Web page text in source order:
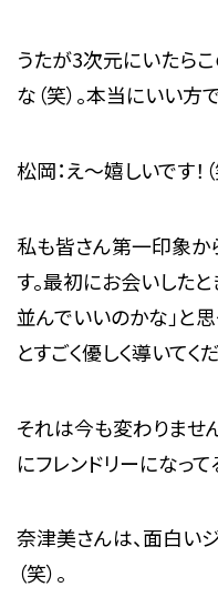
うたが3次元にいたら
な（笑）。本当にいい方
松岡：え～嬉しいです！
私も皆さん第一印象か
す。最初にお会いした
並んでいいのかな」と
とすごく優しく導いてく
それは今も変わりませ
にフレンドリーになっ
奈津美さんは、面白い
（笑）。